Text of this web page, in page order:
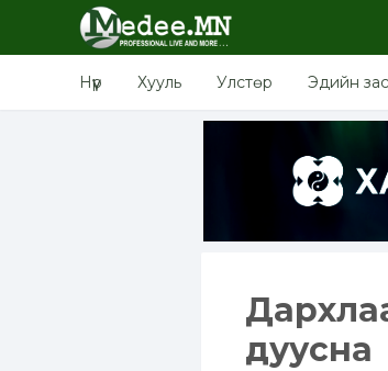
Нүүр Хууль Улстөр Эдийн
дуусна